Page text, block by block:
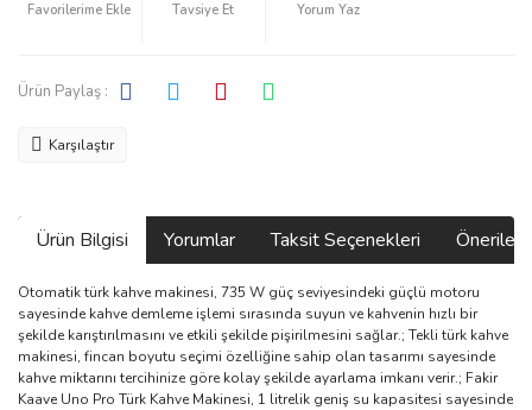
Tavsiye Et Yorum Yaz
Ürün Paylaş :
Karşılaştır
Ürün Bilgisi Yorumlar Taksit Seçenekleri
Otomatik türk kahve makinesi, 735 W güç seviyesindeki güçlü motoru
sayesinde kahve demleme işlemi sırasında suyun ve kahvenin hızlı bir
şekilde karıştırılmasını ve etkili şekilde pişirilmesini sağlar.; Tekli türk kahve
makinesi, fincan boyutu seçimi özelliğine sahip olan tasarımı sayesinde
kahve miktarını tercihinize göre kolay şekilde ayarlama imkanı verir.; Fakir
Kaave Uno Pro Türk Kahve Makinesi, 1 litrelik geniş su kapasitesi sayesinde